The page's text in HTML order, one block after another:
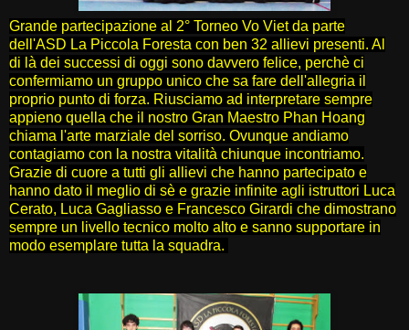
Grande partecipazione al 2° Torneo Vo Viet da parte
dell'ASD La Piccola Foresta con ben 32 allievi presenti. Al
di là dei successi di oggi sono davvero felice, perchè ci
confermiamo un gruppo unico che sa fare dell'allegria il
proprio punto di forza. Riusciamo ad interpretare sempre
appieno quella che il nostro Gran Maestro Phan Hoang
chiama l'arte marziale del sorriso. Ovunque andiamo
contagiamo con la nostra vitalità chiunque incontriamo.
Grazie di cuore a tutti gli allievi che hanno partecipato e
hanno dato il meglio di sè e grazie infinite agli istruttori Luca
Cerato, Luca Gagliasso e Francesco Girardi che dimostrano
sempre un livello tecnico molto alto e sanno supportare in
modo esemplare tutta la squadra.